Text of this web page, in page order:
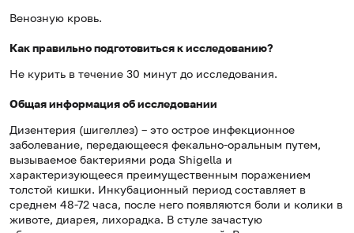
Венозную кровь.
Как правильно подготовиться к исследованию?
Не курить в течение 30 минут до исследования.
Общая информация об исследовании
Дизентерия (шигеллез) – это острое инфекционное
заболевание, передающееся фекально-оральным путем,
вызываемое бактериями рода Shigella и
характеризующееся преимущественным поражением
толстой кишки. Инкубационный период составляет в
среднем 48-72 часа, после него появляются боли и колики в
животе, диарея, лихорадка. В стуле зачастую